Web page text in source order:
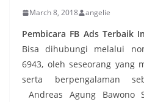
March 8, 2018 angelie
Pembicara FB Ads Terbaik
Bisa dihubungi melalui
6943, oleh seseorang yang
serta berpengalaman
Andreas Agung Bawono